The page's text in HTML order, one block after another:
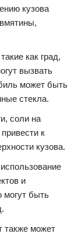
кузова
как град,
вызвать
может быть
стекла.
соли на
к
кузова.
и
могут быть
также может